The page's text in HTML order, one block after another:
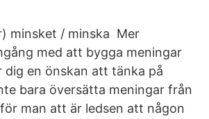
minsket / minska Mer
med att bygga meningar
dig en önskan att tänka på
bara översätta meningar från
man att är ledsen att någon